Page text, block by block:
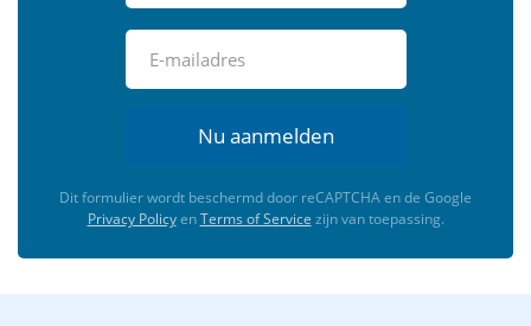
Nu aanmelden
Dit formulier wordt beschermd door reCAPTCHA en de Google
Privacy PolicyenTerms of Service zijn van toepassing.